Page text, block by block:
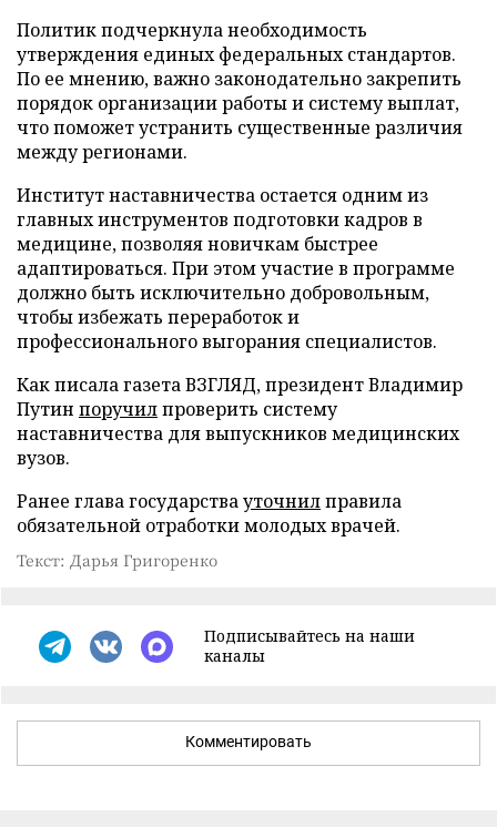
Политик подчеркнула необходимость
утверждения единых федеральных стандартов.
По ее мнению, важно законодательно закрепить
порядок организации работы и систему выплат,
что поможет устранить существенные различия
между регионами.
Институт наставничества остается одним из
главных инструментов подготовки кадров в
медицине, позволяя новичкам быстрее
адаптироваться. При этом участие в программе
должно быть исключительно добровольным,
чтобы избежать переработок и
профессионального выгорания специалистов.
Как писала газета ВЗГЛЯД, президент Владимир
Путин поручилпроверить систему
наставничества для выпускников медицинских
вузов.
Ранее глава государствауточнилправила
обязательной отработки молодых врачей.
Текст: Дарья Григоренко
Подписывайтесь на наши
каналы
Комментировать